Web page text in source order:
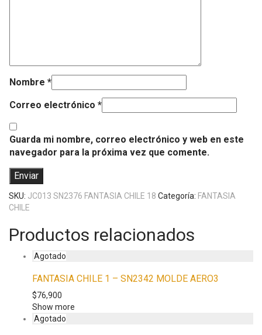
Nombre *
Correo electrónico *
Guarda mi nombre, correo electrónico y web en este
navegador para la próxima vez que comente.
SKU: JC013 SN2376 FANTASIA CHILE 18 Categoría: FANTASIA
CHILE
Productos relacionados
FANTASIA CHILE 1 – SN2342 MOLDE AERO3
$76,900
Show more